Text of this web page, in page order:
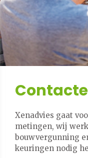
Xenadvies gaat
metingen, wij
bouwvergunning
keuringen nodig